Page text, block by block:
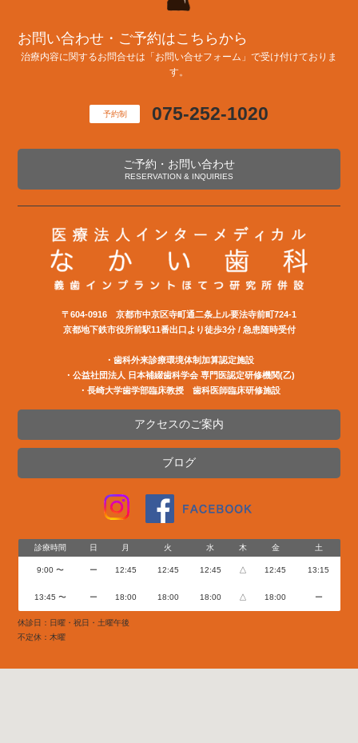
お問い合わせ・ご予約はこちらから
治療内容に関するお問合せは「お問い合せフォーム」で受け付けておりま
す。
予約制 075-252-1020
ご予約・お問い合わせ
RESERVATION & INQUIRIES
〒604-0916 京都市中京区寺町通二条上ル要法寺前町724-1
京都地下鉄市役所前駅11番出口より徒歩3分 / 急患随時受付
・歯科外来診療環境体制加算認定施設
・公益社団法⼈ ⽇本補綴⻭科学会 専⾨医認定研修機関(⼄)
・長崎大学歯学部臨床教授 歯科医師臨床研修施設
アクセスのご案内
ブログ
診療時間 日 月 火 水 木 金 土
9:00 〜 ー 12:45 12:45 12:45 △ 12:45 13:15
13:45 〜 ー 18:00 18:00 18:00 △ 18:00 ー
休診日：日曜・祝日・土曜午後
不定休：木曜